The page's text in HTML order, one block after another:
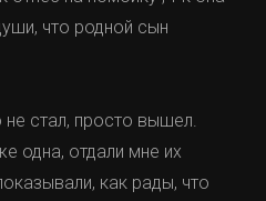
что родной сын
стал, просто вышел.
одна, отдали мне их
как рады, что